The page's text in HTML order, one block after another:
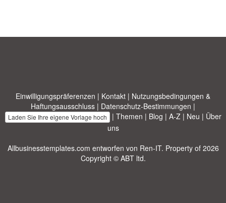
Einwilligungspräferenzen | Kontakt | Nutzungsbedingungen &
Haftungsausschluss | Datenschutz-Bestimmungen |
Laden Sie Ihre eigene Vorlage hoch | Themen | Blog | A-Z | Neu | Über
uns
Allbusinesstemplates.com entworfen von Ren-IT. Property of 2026
Copyright © ABT ltd.